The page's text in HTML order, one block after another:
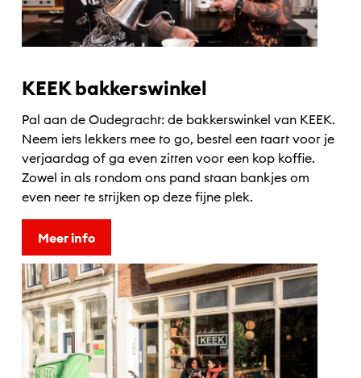
KEEK bakkerswinkel
Pal aan de Oudegracht: de bakkerswinkel van KEEK.
Neem iets lekkers mee to go, bestel een taart voor je
verjaardag of ga even zitten voor een kop koffie.
Zowel in als rondom ons pand staan bankjes om
even neer te strijken op deze fijne plek.
Meer info